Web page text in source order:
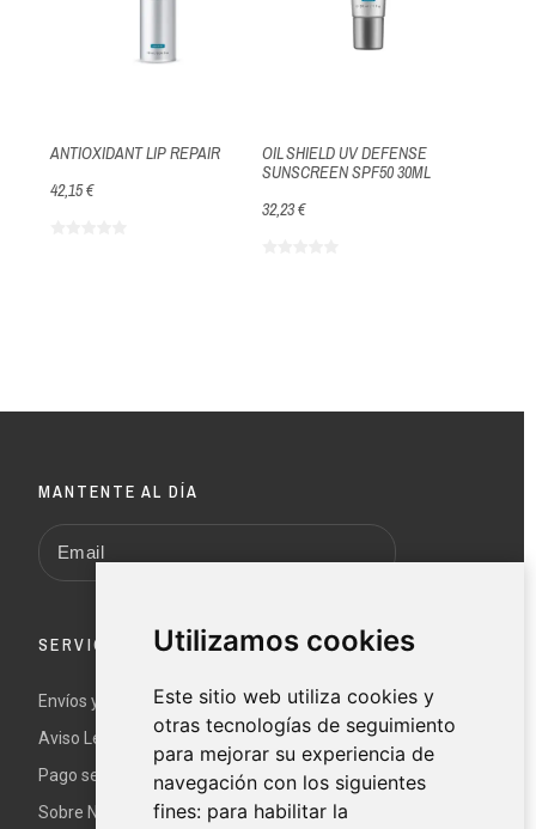
Utilizamos cookies
Este sitio web utiliza cookies y
otras tecnologías de seguimiento
para mejorar su experiencia de
navegación con los siguientes
fines: para habilitar la
ANTIOXIDANT LIP REPAIR
42,15 €
OIL SHIELD UV DEFENSE
SUNSCREEN SPF50 30ML
32,23 €
MANTENTE AL DÍA
SERVICIO AL CLIENTE
Envíos y devoluciones
Aviso Legal y términos y condiciones
Pago seguro
Sobre Nur